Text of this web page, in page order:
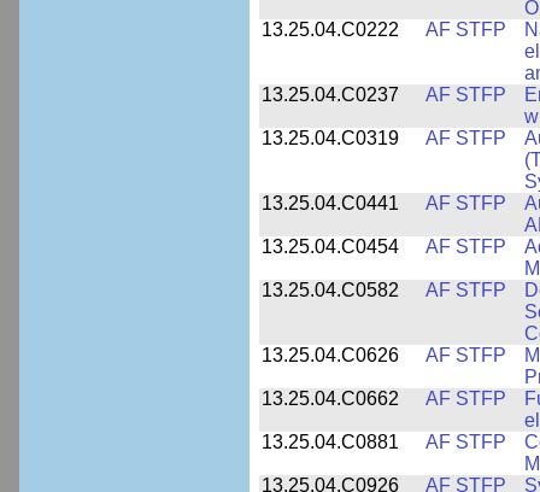
13.25.04.C0222
AF STFP
13.25.04.C0237
AF STFP
13.25.04.C0319
AF STFP
13.25.04.C0441
AF STFP
13.25.04.C0454
AF STFP
13.25.04.C0582
AF STFP
13.25.04.C0626
AF STFP
13.25.04.C0662
AF STFP
13.25.04.C0881
AF STFP
13.25.04.C0926
AF STFP